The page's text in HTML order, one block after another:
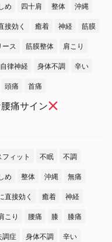
め 四十肩 整体
沖縄
接効く 癒着 神経
筋膜
ス 筋膜整体
肩こり
自律神経 身体不調
辛い
頭痛 首痛
痛サイン
ィット 不眠
不調
め 整体 沖縄
無痛
直接効く 癒着
神経
こり 腰痛 膝
膝痛
調症 身体不調
辛い